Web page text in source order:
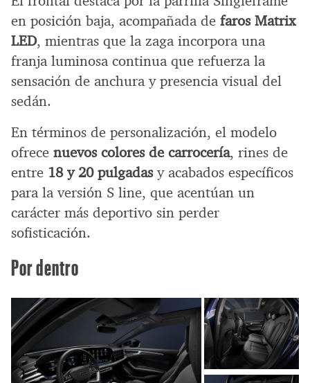
en posición baja, acompañada de faros Matrix
LED, mientras que la zaga incorpora una
franja luminosa continua que refuerza la
sensación de anchura y presencia visual del
sedán.
En términos de personalización, el modelo
ofrece nuevos colores de carrocería, rines de
entre 18 y 20 pulgadasy acabados específicos
para la versión S line, que acentúan un
carácter más deportivo sin perder
sofisticación.
Por dentro